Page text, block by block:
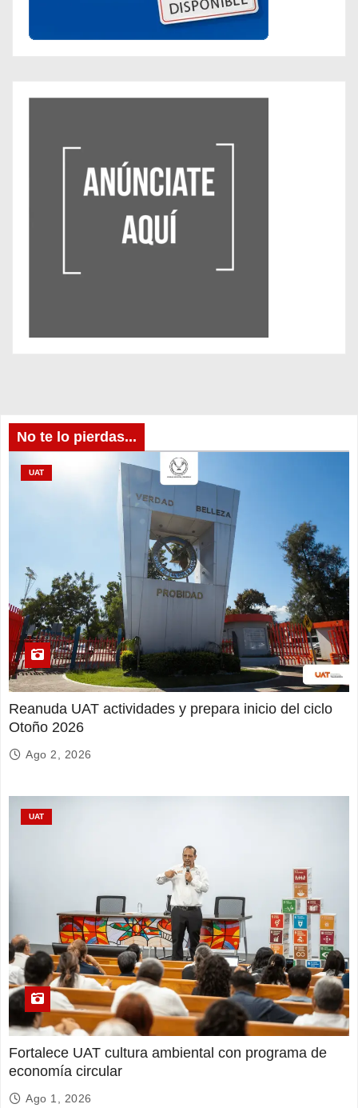
No te lo pierdas...
UAT
Reanuda UAT actividades y prepara inicio del ciclo
Otoño 2026
Ago 2, 2026
UAT
Fortalece UAT cultura ambiental con programa de
economía circular
Ago 1, 2026